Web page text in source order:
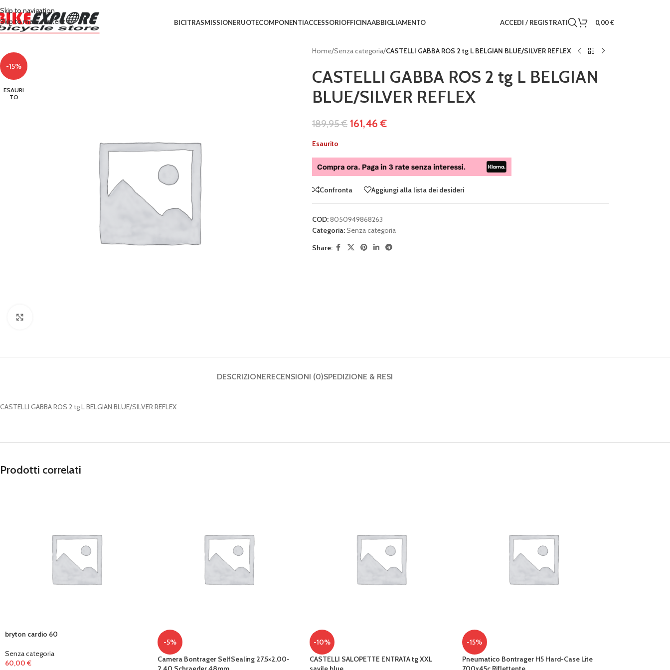
Skip to navigation
Skip to main content
BICITRASMISSIONERUOTECOMPONENTIACCESSORIOFFICINAABBIGLIAMENTO ACCEDI / REGISTRATI 0,00€
-15%
ESAURI
TO
Home/Senza categoria/CASTELLI GABBA ROS 2 tg L BELGIAN BLUE/SILVER REFLEX
CASTELLI GABBA ROS 2 tg L BELGIAN
BLUE/SILVER REFLEX
189,95€ 161,46€
Esaurito
Confronta Aggiungi alla lista dei desideri
COD:8050949868263
Categoria:Senza categoria
Share:
DESCRIZIONERECENSIONI (0)SPEDIZIONE & RESI
CASTELLI GABBA ROS 2 tg L BELGIAN BLUE/SILVER REFLEX
Prodotti correlati
bryton cardio 60
Senza categoria
60,00 €
-5%
Camera Bontrager SelfSealing 27,5×2,00-
-10%
CASTELLI SALOPETTE ENTRATA tg XXL
-15%
Pneumatico Bontrager H5 Hard-Case Lite